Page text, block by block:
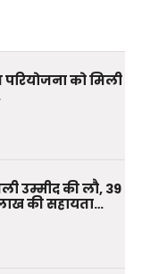
को मिली
उम्मीद की लौ, 39
की सहायता…